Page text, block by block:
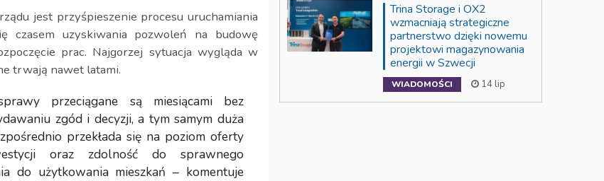
jest przyśpieszenie procesu uruchamiania
czasem uzyskiwania pozwoleń na budowę
prac. Najgorzej sytuacja wygląda w
trwają nawet latami.
przeciągane są miesiącami bez
zgód i decyzji, a tym samym duża
przekłada się na poziom oferty
oraz zdolność do sprawnego
do użytkowania mieszkań – komentuje
Trina Storage i OX2
wzmacniają strategiczne
partnerstwo dzięki nowemu
projektowi magazynowania
energii w Szwecji
WIADOMOŚCI 14 lip